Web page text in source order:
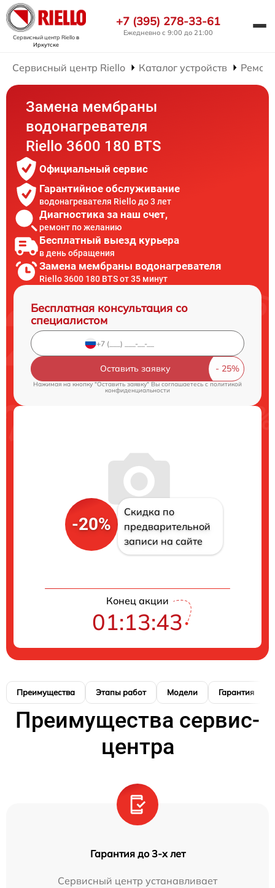
Сервисный центр Rielloв
Иркутске
+7 (395) 278-33-61
Ежедневно с 9:00 до 21:00
Сервисный центр Riello Каталог устройств
Замена мембраны
водонагревателя
Riello 3600 180 BTS
Официальный сервис
Гарантийное обслуживание
водонагревателя Riello до 3 лет
Диагностика за наш счет,
ремонт по желанию
Бесплатный выезд курьера
в день обращения
Замена мембраны водонагревателя
Riello 3600 180 BTS от 35 минут
Бесплатная консультация со
специалистом
Оставить заявку
Нажимая на кнопку "Оставить заявку" Вы соглашаетесь c политикой
конфиденциальности
-20%
Скидка по
предварительной
записи на сайте
Конец акции
01:13:42
Преимущества Этапы работ Модели Гарантия
Преимущества сервис-
центра
Гарантия до 3-х лет
Сервисный центр устанавливает